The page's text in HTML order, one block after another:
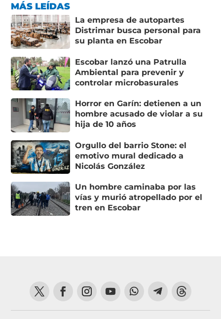
MÁS LEÍDAS
La empresa de autopartes
Distrimar busca personal para
su planta en Escobar
Escobar lanzó una Patrulla
Ambiental para prevenir y
controlar microbasurales
Horror en Garín: detienen a un
hombre acusado de violar a su
hija de 10 años
Orgullo del barrio Stone: el
emotivo mural dedicado a
Nicolás González
Un hombre caminaba por las
vías y murió atropellado por el
tren en Escobar